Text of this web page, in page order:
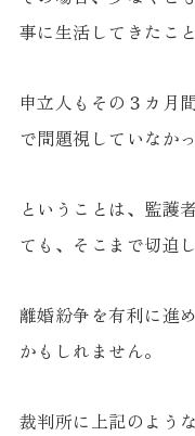
事に生活してきたこ
申立人もその３カ月
で問題視していなか
ということは、監護
ても、そこまで切迫
離婚紛争を有利に進
かもしれません。
裁判所に上記のよう